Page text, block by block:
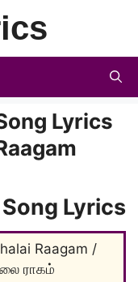
Lyrics
Lyrics
Raagam /
ராகம்